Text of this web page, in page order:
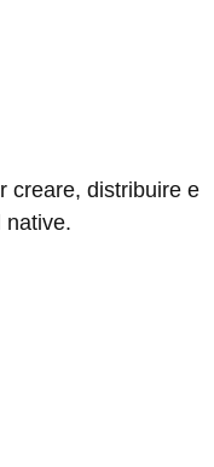
creare, distribuire e
native.